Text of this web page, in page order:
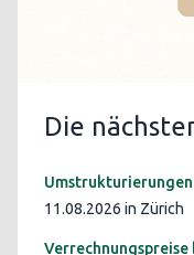
Die
Umstrukturierungen
11.08.2026 in Zürich
Verrechnungspreise